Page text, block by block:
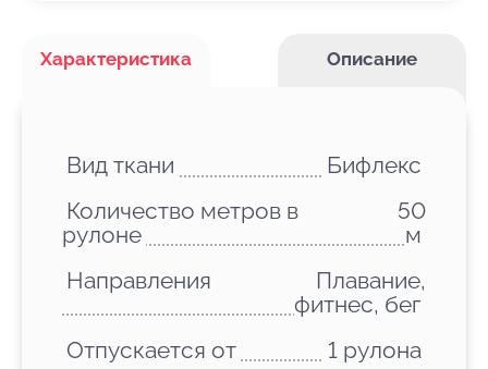
Характеристика Описание
Вид ткани
Бифлекс
Количество метров в
рулоне
50
м
Направления
Плавание,
фитнес, бег
Отпускается от
1 рулона